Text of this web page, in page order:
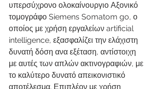
υπερσύχρονο ολοκαίνουργιο Αξονικό
τομογράφο Siemens Somatom go, ο
οποίος με χρήση εργαλείων artificial
intelligence, εξασφαλίζει την ελάχιστη
δυνατή δόση ανα εξέταση, αντίστοιχη
με αυτές των απλών ακτινογραφιών, με
το καλύτερο δυνατό απεικονιστικό
αποτέλεσμα. Επιπλέον με χρήση